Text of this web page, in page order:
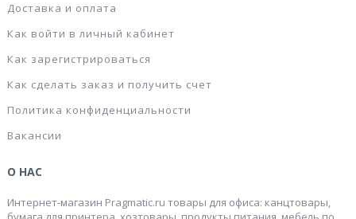
Доставка и оплата
Как войти в личный кабинет
Как зарегистрироваться
Как сделать заказ и получить счет
Политика конфиденциальности
Вакансии
О НАС
Интернет-магазин Pragmatic.ru товары для офиса: канцтовары,